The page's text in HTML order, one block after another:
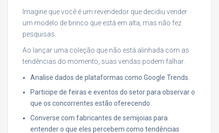
Imagine que você é um revendedor que decidiu vender
um modelo de brinco que está em alta, mas não fez
pesquisas.
Ao lançar uma coleção que não está alinhada com as
tendências do momento, suas vendas podem falhar.
Analise dados de plataformas como Google Trends.
Participe de feiras e eventos do setor para observar o
que os concorrentes estão oferecendo.
Converse com fabricantes de semijoias para
entender o que eles percebem como tendências